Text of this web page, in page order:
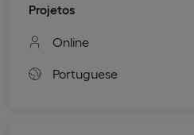
Projetos
Online
Portuguese